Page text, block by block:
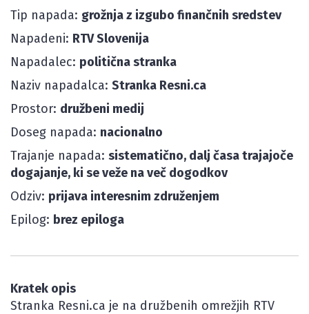
Tip napada: grožnja z izgubo finančnih sredstev
Napadeni: RTV Slovenija
Napadalec: politična stranka
Naziv napadalca: Stranka Resni.ca
Prostor: družbeni medij
Doseg napada: nacionalno
Trajanje napada: sistematično, dalj časa trajajoče
dogajanje, ki se veže na več dogodkov
Odziv: prijava interesnim združenjem
Epilog: brez epiloga
Kratek opis
Stranka Resni.ca je na družbenih omrežjih RTV